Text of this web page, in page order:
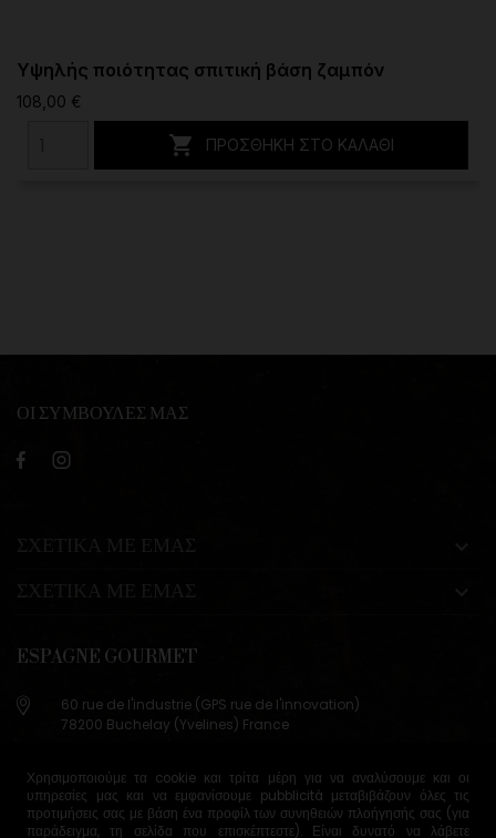
Χρησιμοποιούμε τα cookie και τρίτα μέρη για να αναλύσουμε και οι
υπηρεσίες μας και να εμφανίσουμε pubblicità μεταβιβάζουν όλες τις
προτιμήσεις σας με βάση ένα προφίλ των συνηθειών πλοήγησής σας (για
παράδειγμα, τη σελίδα που επισκέπτεστε). Είναι δυνατό να λάβετε
Υψηλής ποιότητας σπιτική βάση ζαμπόν
108,00 €
 ΠΡΟΣΘΉΚΗ ΣΤΟ ΚΑΛΆΘΙ
ΟΙ ΣΥΜΒΟΥΛΕΣ ΜΑΣ
ESPAGNE GOURMET
60 rue de l'industrie (GPS rue de l'innovation)
78200 Buchelay (Yvelines) France
info@espagne-gourmet.com
78200 Buchelay (Yvelines) France